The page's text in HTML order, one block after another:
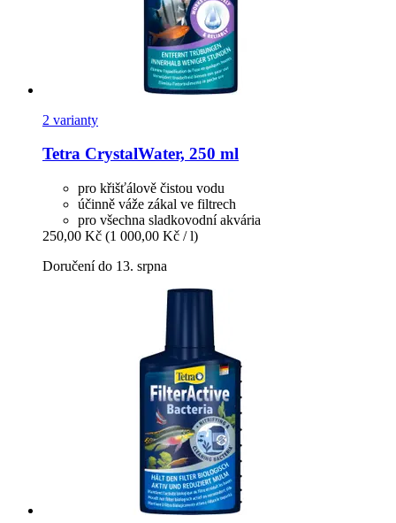
2 varianty
Tetra CrystalWater, 250 ml
pro křišťálově čistou vodu
účinně váže zákal ve filtrech
pro všechna sladkovodní akvária
250,00 Kč (1 000,00 Kč / l)
Doručení do 13. srpna